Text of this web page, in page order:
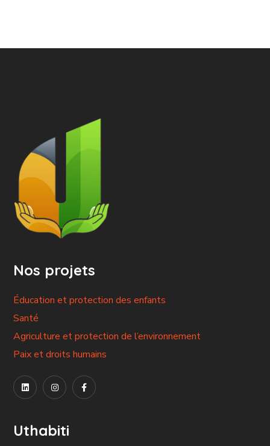
Nos projets
Éducation et protection des enfants
Santé
Agriculture et protection de l’environnement
Paix et droits humains
Uthabiti